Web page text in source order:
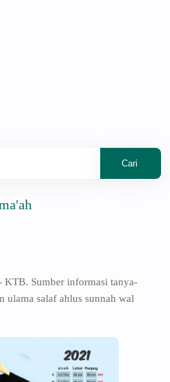
KTB. Sumber informasi tanya-
ulama salaf ahlus sunnah wal